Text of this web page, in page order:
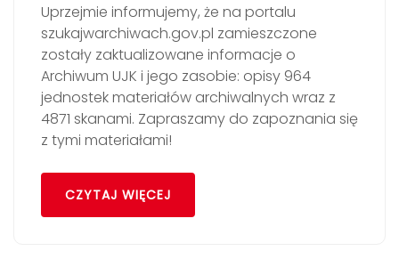
Uprzejmie informujemy, że na portalu
szukajwarchiwach.gov.pl zamieszczone
zostały zaktualizowane informacje o
Archiwum UJK i jego zasobie: opisy 964
jednostek materiałów archiwalnych wraz z
4871 skanami. Zapraszamy do zapoznania się
z tymi materiałami!
CZYTAJ WIĘCEJ